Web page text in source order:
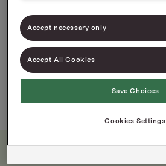
100g
Accept necessary only
Accept All Cookies
Save Choices
Cookies Settings